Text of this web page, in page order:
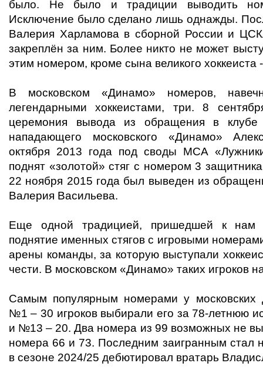
было. Не было и традиции выводить
Исключение было сделано лишь однажды.
Валерия Харламова в сборной России и
закреплён за ним. Более никто не может
этим номером, кроме сына великого хоккеиста
В московском «Динамо» номеров,
легендарными хоккеистами, три. 8
церемония вывода из обращения в клубе
нападающего московского «Динамо»
октября 2013 года под своды МСА
поднят «золотой» стяг с номером 3
22 ноября 2015 года был выведен из
Валерия Васильева.
Еще одной традицией, пришедшей к нам
поднятие именных стягов с игровыми
арены команды, за которую выступали
чести. В московском «Динамо» таких игроков
Самым популярным номерами у московских
№1 – 30 игроков выбирали его за 78-летнюю
и №13 – 20. Два номера из 99 возможных не
номера 66 и 73. Последним заигранным стал
в сезоне 2024/25 дебютировал вратарь